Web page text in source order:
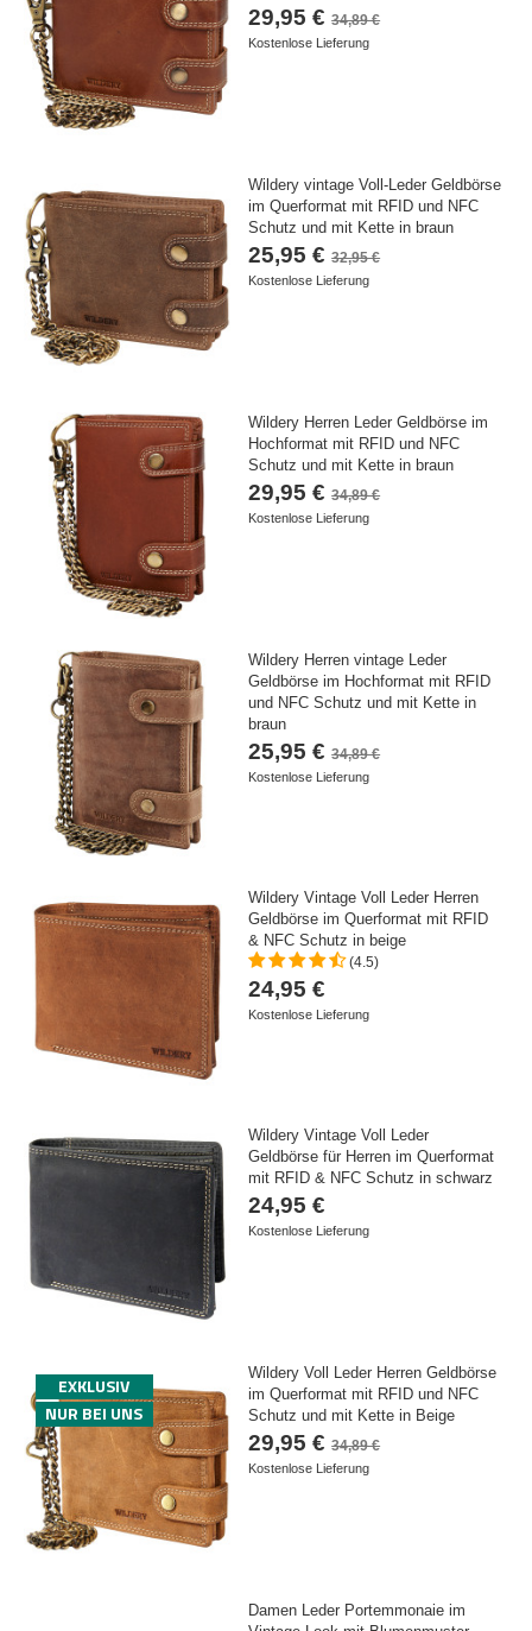
29,95 €34,89 €
Kostenlose Lieferung
Wildery vintage Voll-Leder Geldbörse
im Querformat mit RFID und NFC
Schutz und mit Kette in braun
25,95 €32,95 €
Kostenlose Lieferung
Wildery Herren Leder Geldbörse im
Hochformat mit RFID und NFC
Schutz und mit Kette in braun
29,95 €34,89 €
Kostenlose Lieferung
Wildery Herren vintage Leder
Geldbörse im Hochformat mit RFID
und NFC Schutz und mit Kette in
braun
25,95 €34,89 €
Kostenlose Lieferung
Wildery Vintage Voll Leder Herren
Geldbörse im Querformat mit RFID
& NFC Schutz in beige
(4.5)
24,95 €
Kostenlose Lieferung
Wildery Vintage Voll Leder
Geldbörse für Herren im Querformat
mit RFID & NFC Schutz in schwarz
24,95 €
Kostenlose Lieferung
EXKLUSIV
NUR BEI UNS
Wildery Voll Leder Herren Geldbörse
im Querformat mit RFID und NFC
Schutz und mit Kette in Beige
29,95 €34,89 €
Kostenlose Lieferung
Damen Leder Portemmonaie im